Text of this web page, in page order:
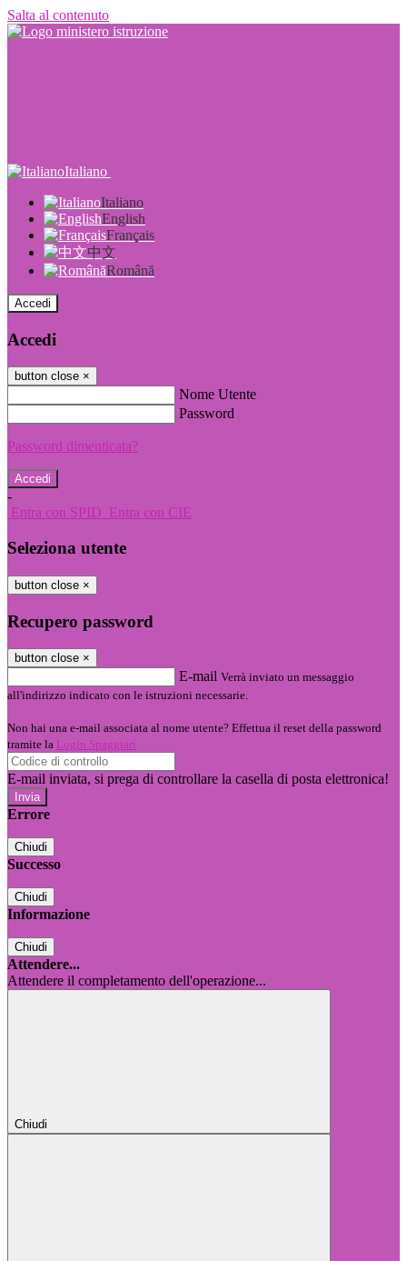
Salta al contenuto
Italiano
Italiano
English
Français
中文
Română
Accedi
Accedi
button close ×
Nome Utente
Password
Password dimenticata?
-
Entra con SPID Entra con CIE
Seleziona utente
button close ×
Recupero password
button close ×
E-mail Verrà inviato un messaggio
all'indirizzo indicato con le istruzioni necessarie.
Non hai una e-mail associata al nome utente? Effettua il reset della password
tramite la Login Spaggiari
E-mail inviata, si prega di controllare la casella di posta elettronica!
Errore
Chiudi
Successo
Chiudi
Informazione
Chiudi
Attendere...
Attendere il completamento dell'operazione...
Chiudi